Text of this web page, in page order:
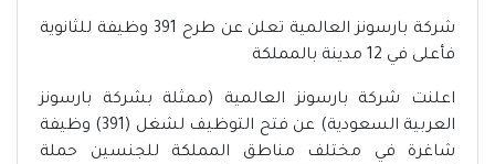
شركة بارسونز العالمية تعلن عن طرح 391 وظيفة للثانوية
فأعلى في 12 مدينة بالمملكة
اعلنت شركة بارسونز العالمية (ممثلة بشركة بارسونز
العربية السعودية) عن فتح التوظيف لشغل (391) وظيفة
شاغرة في مختلف مناطق المملكة للجنسين حملة